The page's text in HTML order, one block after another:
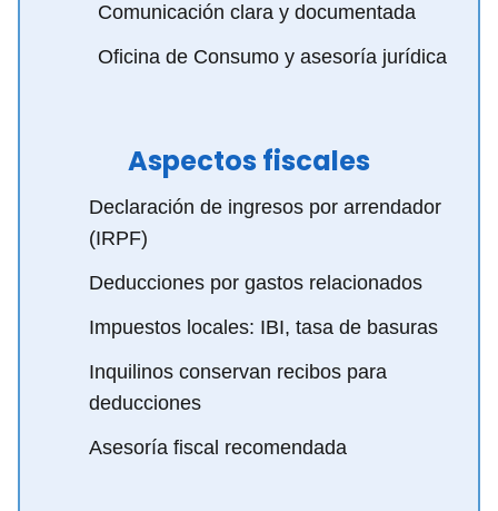
Comunicación clara y documentada
Oficina de Consumo y asesoría jurídica
Aspectos fiscales
Declaración de ingresos por arrendador
(IRPF)
Deducciones por gastos relacionados
Impuestos locales: IBI, tasa de basuras
Inquilinos conservan recibos para
deducciones
Asesoría fiscal recomendada